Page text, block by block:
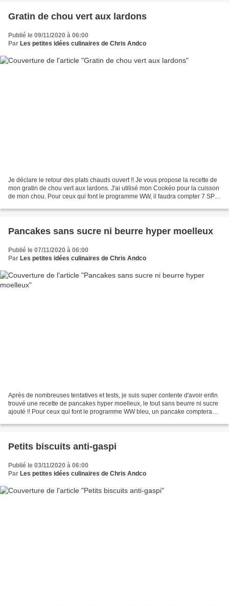
Gratin de chou vert aux lardons
Publié le 09/11/2020 à 06:00
Par Les petites idées culinaires de Chris Andco
Je déclare le retour des plats chauds ouvert !! Je vous propose la recette de
mon gratin de chou vert aux lardons. J'ai utilisé mon Cookéo pour la cuisson
de mon chou. Pour ceux qui font le programme WW, il faudra compter 7 SP
Pancakes sans sucre ni beurre hyper moelleux
Publié le 07/11/2020 à 06:00
Par Les petites idées culinaires de Chris Andco
Après de nombreuses tentatives et tests, je suis super contente d'avoir enfin
trouvé une recette de pancakes hyper moelleux, le tout sans beurre ni sucre
ajouté !! Pour ceux qui font le programme WW bleu, un pancake comptera
Petits biscuits anti-gaspi
Publié le 03/11/2020 à 06:00
Par Les petites idées culinaires de Chris Andco